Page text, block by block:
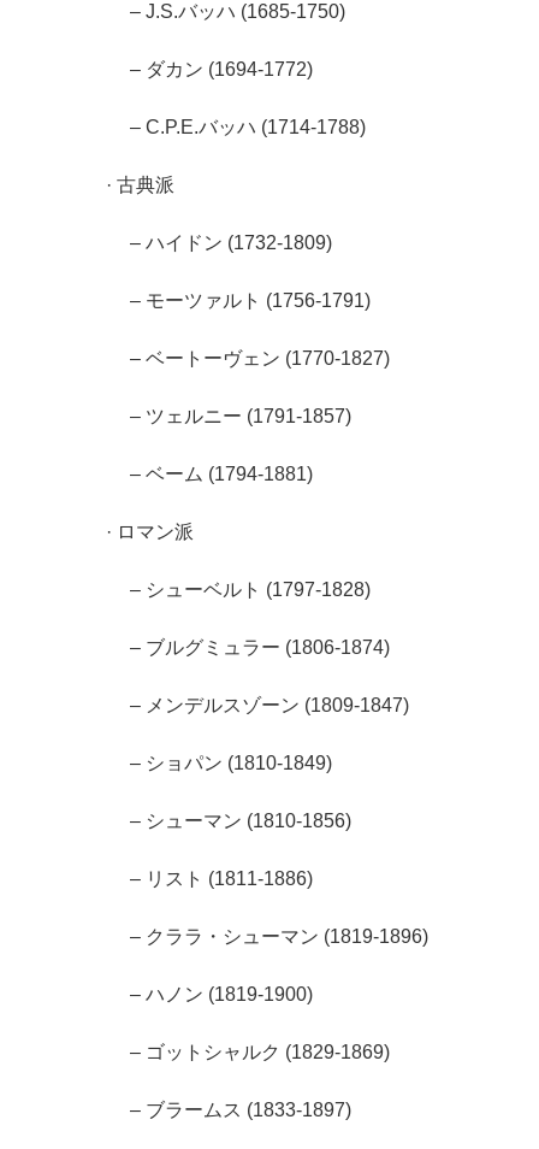
– J.S.バッハ (1685-1750)
– ダカン (1694-1772)
– C.P.E.バッハ (1714-1788)
· 古典派
– ハイドン (1732-1809)
– モーツァルト (1756-1791)
– ベートーヴェン (1770-1827)
– ツェルニー (1791-1857)
– ベーム (1794-1881)
· ロマン派
– シューベルト (1797-1828)
– ブルグミュラー (1806-1874)
– メンデルスゾーン (1809-1847)
– ショパン (1810-1849)
– シューマン (1810-1856)
– リスト (1811-1886)
– クララ・シューマン (1819-1896)
– ハノン (1819-1900)
– ゴットシャルク (1829-1869)
– ブラームス (1833-1897)